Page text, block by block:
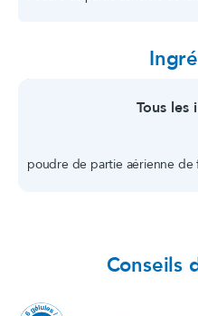
Tous les
poudre de partie aérienne de
Conseils